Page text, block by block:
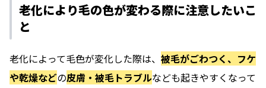
老化により毛の色が変わる際に注意したいこ
と
老化によって毛色が変化した際は、 被毛がごわつく、フケ
や乾燥などの皮膚・被毛トラブルなども起きやすくなって